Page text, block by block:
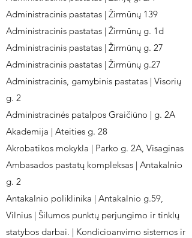
Administracinis pastatas | Žirmūnų 139
Administracinis pastatas | Žirmūnų g. 1d
Administracinis pastatas | Žirmūnų g. 27
Administracinis pastatas | Žirmūnų g.27
Administracinis, gamybinis pastatas | Visorių
g. 2
Administracinės patalpos Graičiūno | g. 2A
Akademija | Ateities g. 28
Akrobatikos mokykla | Parko g. 2A, Visaginas
Ambasados pastatų kompleksas | Antakalnio
g. 2
Antakalnio poliklinika | Antakalnio g.59,
Vilnius | Šilumos punktų perjungimo ir tinklų
statybos darbai. | Kondicioanvimo sistemos ir